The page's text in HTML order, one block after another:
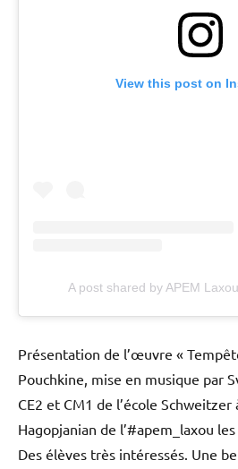
View this post on
A post shared by APEM
Présentation de l’œuvre «
Pouchkine, mise en musique par
CE2 et CM1 de l’école
Hagopjanian de l’#apem_laxou
Des élèves très intéressés. Une